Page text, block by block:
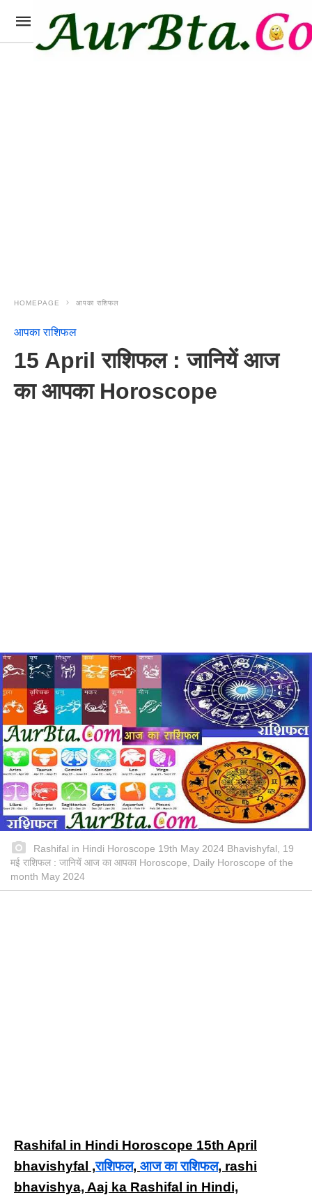
HOMEPAGE आपका राशिफल
आपका राशिफल
15 April राशिफल : जानियें आज
का आपका Horoscope
Rashifal in Hindi Horoscope 19th May 2024 Bhavishyfal, 19
मई राशिफल : जानियें आज का आपका Horoscope, Daily Horoscope of the
month May 2024
Rashifal in Hindi Horoscope 15th April
bhavishyfal ,राशिफल, आज का राशिफल, rashi
bhavishya, Aaj ka Rashifal in Hindi,